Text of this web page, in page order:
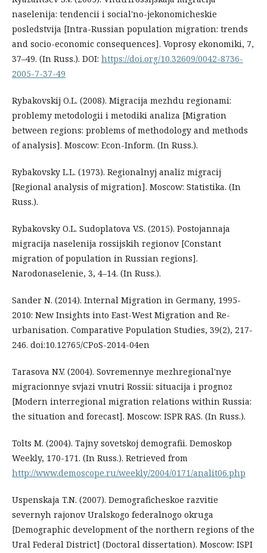
naselenija: tendencii i social'no-jekonomicheskie
posledstvija [Intra-Russian population migration: trends
and socio-economic consequences]. Voprosy ekonomiki, 7,
37–49. (In Russ.). DOI: https://doi.org/10.32609/0042-8736-
2005-7-37-49
Rybakovskij O.L. (2008). Migracija mezhdu regionami:
problemy metodologii i metodiki analiza [Migration
between regions: problems of methodology and methods
of analysis]. Moscow: Econ-Inform. (In Russ.).
Rybakovsky L.L. (1973). Regionalnyj analiz migracij
[Regional analysis of migration]. Moscow: Statistika. (In
Russ.).
Rybakovsky O.L. Sudoplatova V.S. (2015). Postojannaja
migracija naselenija rossijskih regionov [Constant
migration of population in Russian regions].
Narodonaselenie, 3, 4–14. (In Russ.).
Sander N. (2014). Internal Migration in Germany, 1995-
2010: New Insights into East-West Migration and Re-
urbanisation. Comparative Population Studies, 39(2), 217-
246. doi:10.12765/CPoS-2014-04en
Tarasova N.V. (2004). Sovremennye mezhregional'nye
migracionnye svjazi vnutri Rossii: situacija i prognoz
[Modern interregional migration relations within Russia:
the situation and forecast]. Moscow: ISPR RAS. (In Russ.).
Tolts M. (2004). Tajny sovetskoj demografii. Demoskop
Weekly, 170-171. (In Russ.). Retrieved from
http://www.demoscope.ru/weekly/2004/0171/analit06.php
Uspenskaja T.N. (2007). Demograficheskoe razvitie
severnyh rajonov Uralskogo federalnogo okruga
[Demographic development of the northern regions of the
Ural Federal District] (Doctoral dissertation). Moscow: ISPI